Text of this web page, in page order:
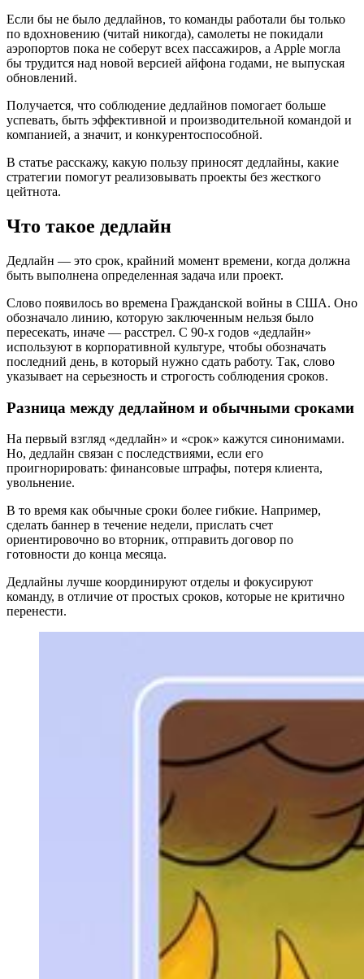
Если бы не было дедлайнов, то команды работали бы только
по вдохновению (читай никогда), самолеты не покидали
аэропортов пока не соберут всех пассажиров, а Apple могла
бы трудится над новой версией айфона годами, не выпуская
обновлений.
Получается, что соблюдение дедлайнов помогает больше
успевать, быть эффективной и производительной командой и
компанией, а значит, и конкурентоспособной.
В статье расскажу, какую пользу приносят дедлайны, какие
стратегии помогут реализовывать проекты без жесткого
цейтнота.
Что такое дедлайн
Дедлайн — это срок, крайний момент времени, когда должна
быть выполнена определенная задача или проект.
Слово появилось во времена Гражданской войны в США. Оно
обозначало линию, которую заключенным нельзя было
пересекать, иначе — расстрел. С 90-х годов «дедлайн»
используют в корпоративной культуре, чтобы обозначать
последний день, в который нужно сдать работу. Так, слово
указывает на серьезность и строгость соблюдения сроков.
Разница между дедлайном и обычными сроками
На первый взгляд «дедлайн» и «срок» кажутся синонимами.
Но, дедлайн связан с последствиями, если его
проигнорировать: финансовые штрафы, потеря клиента,
увольнение.
В то время как обычные сроки более гибкие. Например,
сделать баннер в течение недели, прислать счет
ориентировочно во вторник, отправить договор по
готовности до конца месяца.
Дедлайны лучше координируют отделы и фокусируют
команду, в отличие от простых сроков, которые не критично
перенести.